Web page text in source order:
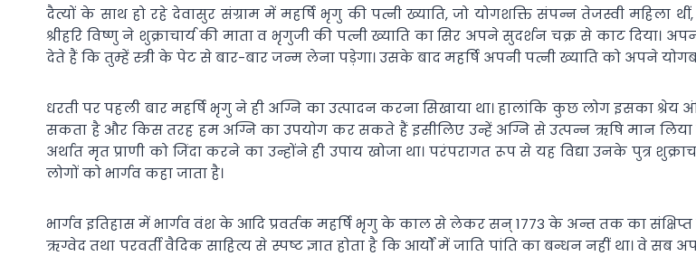
दैत्यों के साथ हो रहे देवासुर संग्राम में महर्षि भृगु की पत्नी ख्याति, जो योगशक्ति संपन्न तेजस्वी
श्रीहरि विष्णु ने शुक्राचार्य की माता व भृगुजी की पत्नी ख्याति का सिर अपने सुदर्शन चक्र से काट दिया।
देते हैं कि तुम्हें स्त्री के पेट से बार-बार जन्म लेना पड़ेगा। उसके बाद महर्षि अपनी पत्नी ख्याति को अपने
धरती पर पहली बार महर्षि भृगु ने ही अग्नि का उत्पादन करना सिखाया था। हालांकि कुछ लोग इसका श्रेय
सकता है और किस तरह हम अग्नि का उपयोग कर सकते हैं इसीलिए उन्हें अग्नि से उत्पन्न ऋषि मान लिया
अर्थात मृत प्राणी को जिंदा करने का उन्होंने ही उपाय खोजा था। परंपरागत रूप से यह विद्या उनके पुत्र
लोगों को भार्गव कहा जाता है।
भार्गव इतिहास में भार्गव वंश के आदि प्रवर्तक महर्षि भृगु के काल से लेकर सन् 1773 के अन्त तक का संक्षिप्त
ऋग्वेद तथा परवर्ती वैदिक साहित्य से स्पष्ट ज्ञात होता है कि आर्यों में जाति पांति का बन्धन नहीं था। वे